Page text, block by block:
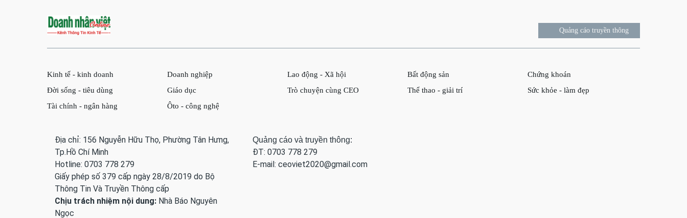
Quảng cáo truyền thông
Kinh tế - kinh doanh Doanh nghiệp Lao động - Xã hội Bất động sản
Chứng khoán
Đời sống - tiêu dùng
Giáo dục Trò chuyện cùng CEO Thể thao - giải trí
Sức khỏe - làm đẹp
Tài chính - ngân hàng
Ôto - công nghệ
Địa chỉ: 156 Nguyễn Hữu Thọ, Phường Tân Hưng,
Tp.Hồ Chí Minh
Hotline: 0703 778 279
Giấy phép số 379 cấp ngày 28/8/2019 do Bộ
Thông Tin Và Truyền Thông cấp
Chịu trách nhiệm nội dung: Nhà Báo Nguyên
Ngọc
Quảng cáo và truyền thông:
ĐT: 0703 778 279
E-mail: ceoviet2020@gmail.com